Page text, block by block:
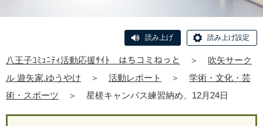
読み上げ 読み上げ設定
八王子ｺﾐｭﾆﾃｨ活動応援ｻｲﾄ はちコミねっと ＞
吹矢サーク
ル 遊矢家.ゆうやけ
＞ 活動レポート ＞
学術・文化・芸
術・スポーツ
＞ 星槎キャンパス練習納め、12月24日